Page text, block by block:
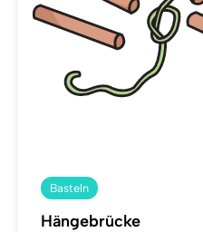
Basteln
Hängebrücke